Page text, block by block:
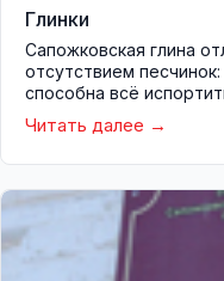
Глинки
Сапожковская глина
отсутствием
способна всё
Читать далее